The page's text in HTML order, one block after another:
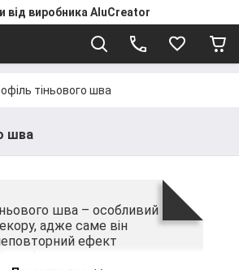
від виробника AluCreator
тіньового шва
шва
шва – особливий
адже саме він
ефект
стелі, додаючи